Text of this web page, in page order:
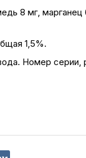
8 мг, марганец
1,5%.
Номер серии,